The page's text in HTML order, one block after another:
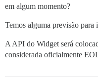
em algum momento?
Temos alguma previsão para
A API do Widget será
considerada oficialmente